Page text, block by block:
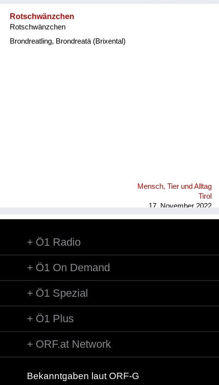
Rotschwänzchen
Rotschwänzchen
Brondreatling, Brondreatä (Brixental)
Mensch, Tier und Alltag
Tirol
17. November 2022
Ö1 Radio
Ö1 On Demand
Ö1 Spezial
Ö1 Plus
ORF.at Network
Bekanntgaben laut ORF-G